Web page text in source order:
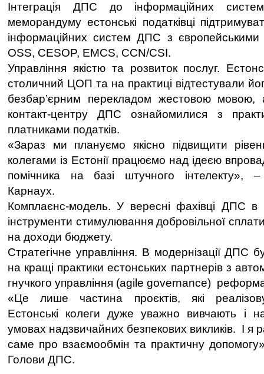
Інтеграція ДПС до інформаційних
меморандуму естонські податківці
інформаційних систем ДПС з європейськими
OSS, CESOP, EMCS, CCN/CSI.
Управління якістю та розвиток послуг.
столичний ЦОП та на практиці відтестували
безбар’єрним перекладом жестовою мовою,
контакт-центру ДПС ознайомилися з
платниками податків.
«Зараз ми плануємо якісно підвищити
колегами із Естонії працюємо над ідеєю
помічника на базі штучного інтелекту»,
Карнаух.
Комплаєнс-модель. У вересні фахівці ДПС в
інструменти стимулювання добровільної
на доходи бюджету.
Стратегічне управління. В модернізації ДПС
на кращі практики естонських партнерів з
гнучкого управління (agile governance)
«Це лише частина проєктів, які
Естонські колеги дуже уважно вивчають і
умовах надзвичайних безпекових викликів. І я
саме про взаємообмін та практичну
Голови ДПС.